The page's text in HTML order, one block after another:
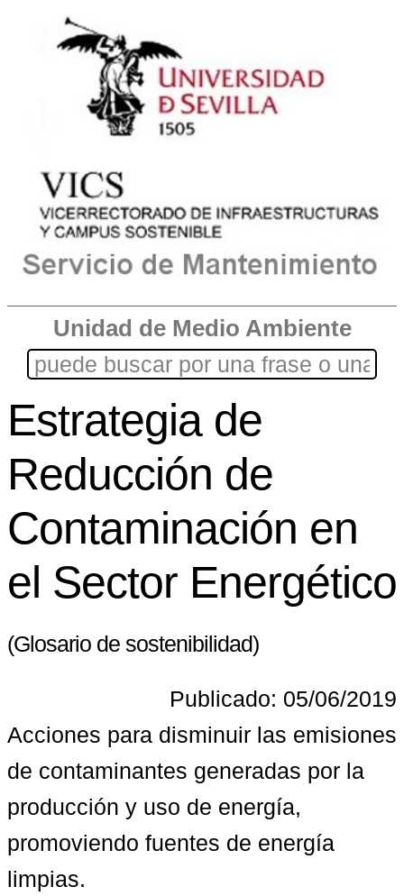
Unidad de Medio Ambiente
Estrategia de
Reducción de
Contaminación en
el Sector Energético
(Glosario de sostenibilidad)
Publicado: 05/06/2019
Acciones para disminuir las emisiones
de contaminantes generadas por la
producción y uso de energía,
promoviendo fuentes de energía
limpias.